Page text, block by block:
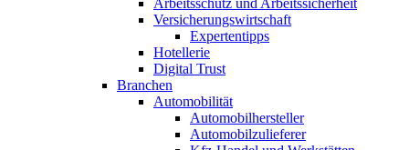
Versicherungswirtschaft
Expertentipps
Hotellerie
Digital Trust
Branchen
Automobilität
Automobilhersteller
Automobilzulieferer